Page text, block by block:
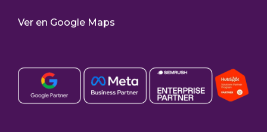
Ver en Google Maps